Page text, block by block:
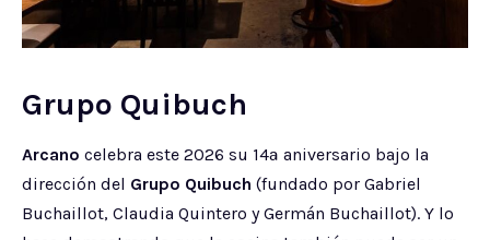
Grupo Quibuch
Arcano celebra este 2026 su 14ª aniversario bajo la
dirección del Grupo Quibuch (fundado por Gabriel
Buchaillot, Claudia Quintero y Germán Buchaillot). Y lo